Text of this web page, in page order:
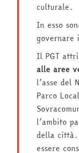
culturale.
In esso
governare
Il PGT
alle aree
l’asse del
Parco
l’ambito
della città.
essere